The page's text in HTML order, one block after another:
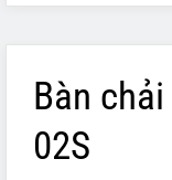
Bàn
02S